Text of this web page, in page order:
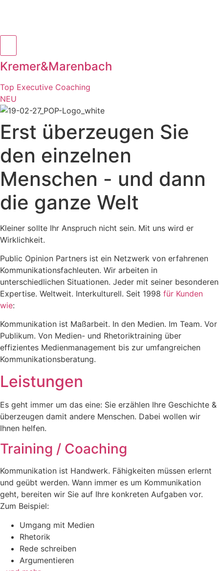
Kremer&Marenbach
Top Executive Coaching
NEU
Erst überzeugen Sie
den einzelnen
Menschen - und dann
die ganze Welt
Kleiner sollte Ihr Anspruch nicht sein. Mit uns wird er
Wirklichkeit.
Public Opinion Partners ist ein Netzwerk von erfahrenen
Kommunikationsfachleuten. Wir arbeiten in
unterschiedlichen Situationen. Jeder mit seiner besonderen
Expertise. Weltweit. Interkulturell. Seit 1998 für Kunden
wie:
Kommunikation ist Maßarbeit. In den Medien. Im Team. Vor
Publikum. Von Medien- und Rhetoriktraining über
effizientes Medienmanagement bis zur umfangreichen
Kommunikationsberatung.
Leistungen
Es geht immer um das eine: Sie erzählen Ihre Geschichte &
überzeugen damit andere Menschen. Dabei wollen wir
Ihnen helfen.
Training / Coaching
Kommunikation ist Handwerk. Fähigkeiten müssen erlernt
und geübt werden. Wann immer es um Kommunikation
geht, bereiten wir Sie auf Ihre konkreten Aufgaben vor.
Zum Beispiel:
Umgang mit Medien
Rhetorik
Rede schreiben
Argumentieren